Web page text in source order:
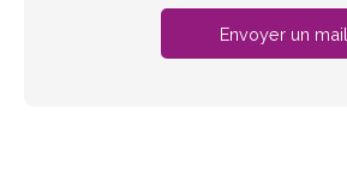
Envoyer un mail